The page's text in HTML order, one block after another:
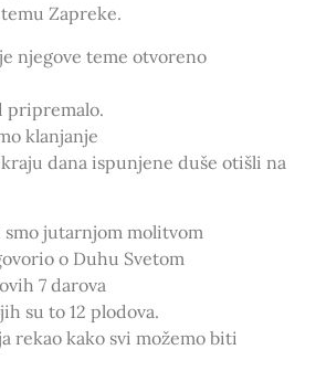
Zapreke.
njegove teme otvoreno
pripremalo.
klanjanje
dana ispunjene duše otišli na
smo jutarnjom molitvom
o Duhu Svetom
7 darova
su to 12 plodova.
rekao kako svi možemo biti